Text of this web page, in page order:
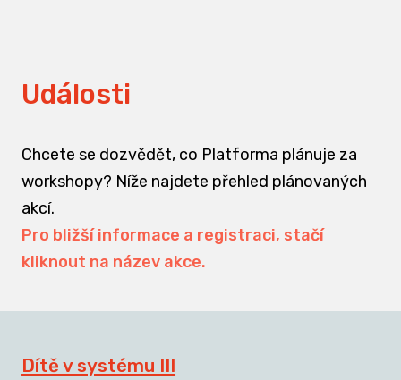
Události
Chcete se dozvědět, co Platforma plánuje za
workshopy? Níže najdete přehled plánovaných
akcí.
Pro bližší informace a registraci, stačí
kliknout na název akce.
Dítě v systému III